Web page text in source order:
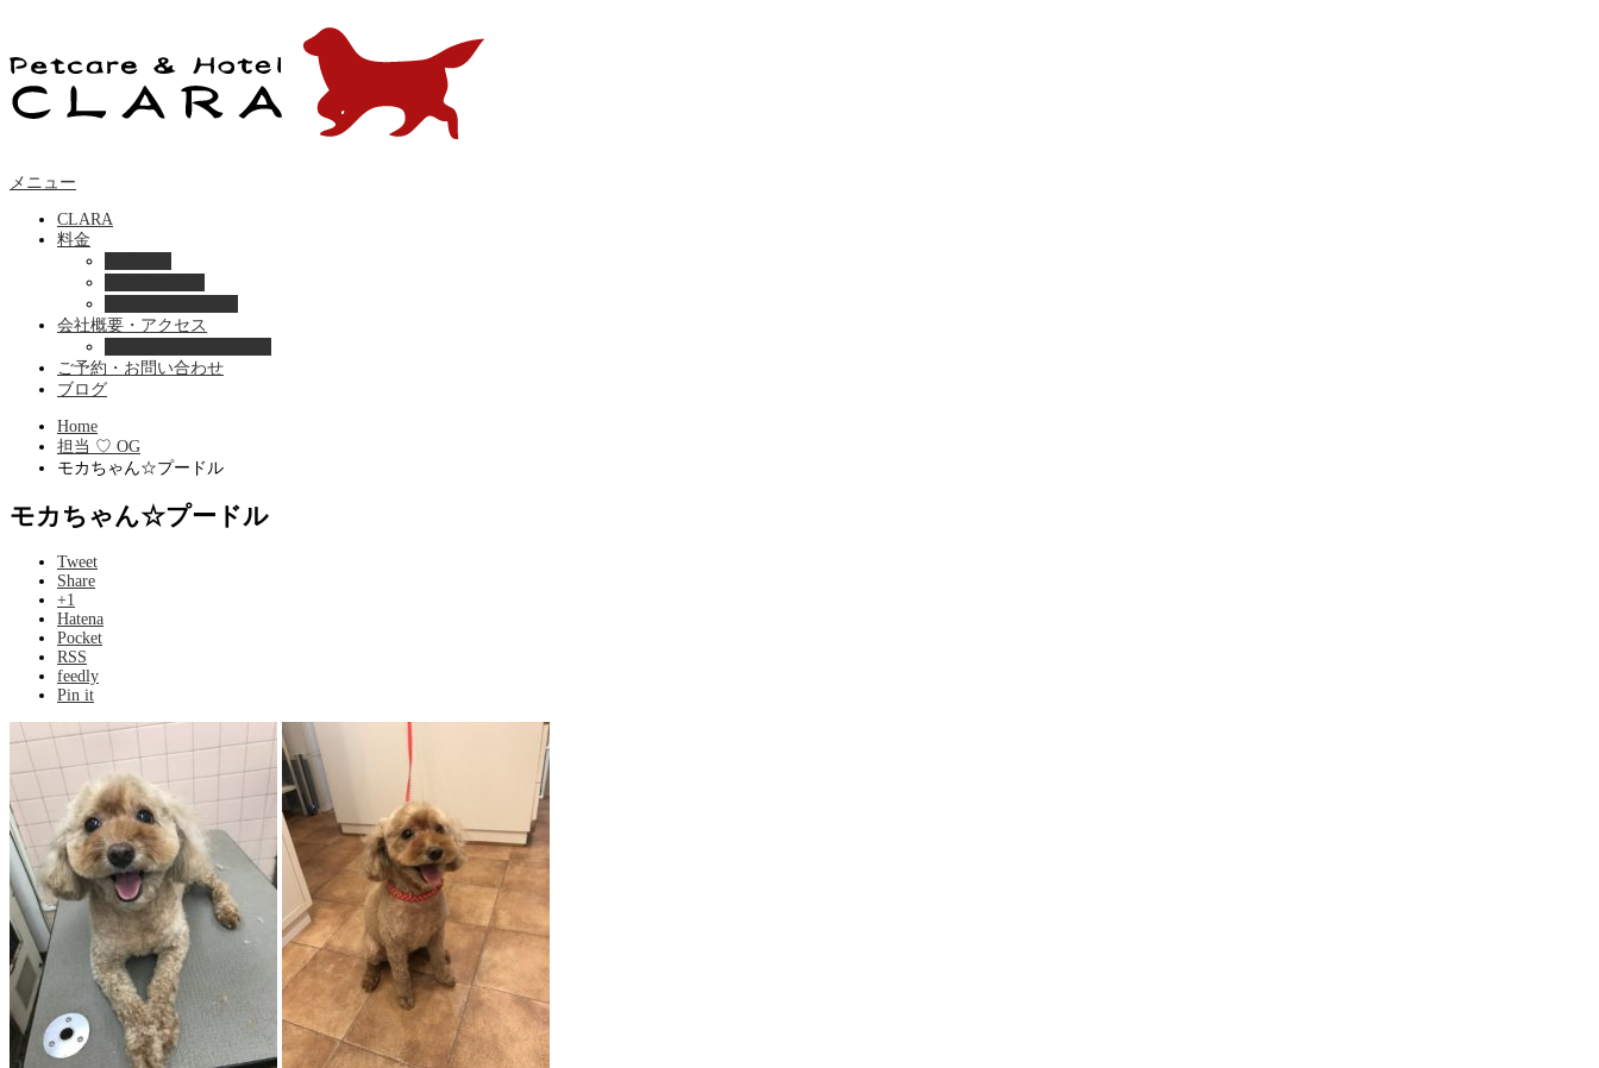
メニュー
CLARA
料金
会社概要・アクセス
ご予約・お問い合わせ
ブログ
Home
担当 ♡ OG
モカちゃん☆プードル
モカちゃん☆プードル
Tweet
Share
+1
Hatena
Pocket
RSS
feedly
Pin it